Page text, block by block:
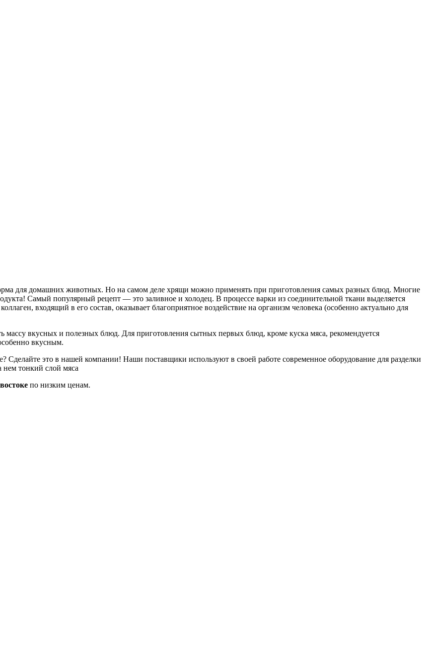
для домашних животных. Но на самом деле хрящи можно применять при приготовления самых разных блюд. Многие
Самый популярный рецепт — это заливное и холодец. В процессе варки из соединительной ткани выделяется
входящий в его состав, оказывает благоприятное воздействие на организм человека (особенно актуально для
вкусных и полезных блюд. Для приготовления сытных первых блюд, кроме куска мяса, рекомендуется
вкусным.
это в нашей компании! Наши поставщики используют в своей работе современное оборудование для разделки
нем тонкий слой мяса
по низким ценам.